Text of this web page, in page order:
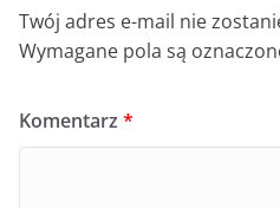
Twój adres e-mail nie
Wymagane pola są
Komentarz *